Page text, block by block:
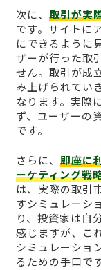
次に、 取引が実
です。サイトに
にできるように
ザーが行った取
せん。取引が成
み上げられてい
なります。実際
ず、ユーザーの
です。
さらに、 即座に
ーケティング戦
は、実際の取引
すシミュレーシ
り、投資家は自
感じますが、こ
シミュレーショ
るための手口です